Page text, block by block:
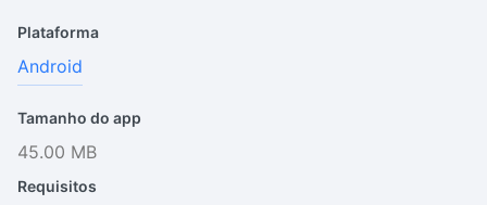
Plataforma
Android
Tamanho do app
45.00 MB
Requisitos